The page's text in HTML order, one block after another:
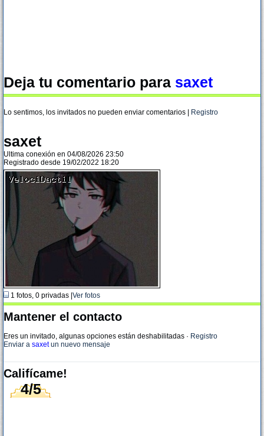
Deja tu comentario para saxet
Lo sentimos, los invitados no pueden enviar comentarios | Registro
saxet
Ultima conexión en 04/08/2026 23:50
Registrado desde 19/02/2022 18:20
1 fotos, 0 privadas | Ver fotos
Mantener el contacto
Eres un invitado, algunas opciones están deshabilitadas · Registro
Enviar a saxetun nuevo mensaje
Califícame!
4/5